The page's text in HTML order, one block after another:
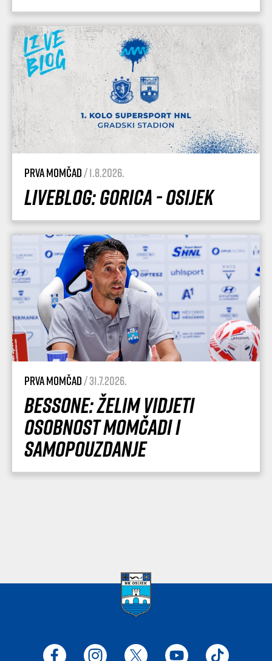
Prva momčad/ 1.8.2026.
Liveblog: Gorica - Osijek
Prva momčad/ 31.7.2026.
Bessone: Želim vidjeti
osobnost momčadi i
samopouzdanje